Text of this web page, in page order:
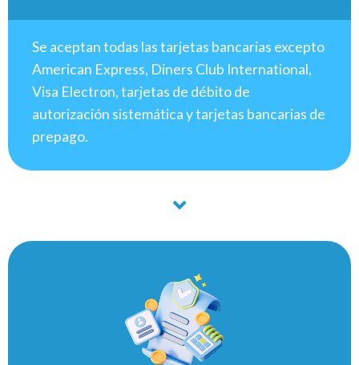
Se aceptan todas las tarjetas bancarias excepto
American Express, Diners Club International,
Visa Electron, tarjetas de débito de
autorización sistemática y tarjetas bancarias de
prepago.